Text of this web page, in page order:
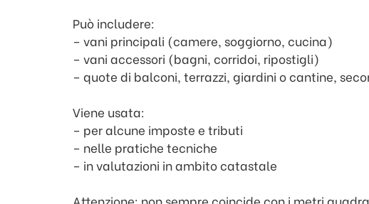
Può includere:
– vani principali (camere, soggiorno, cucina)
– vani accessori (bagni, corridoi, ripostigli)
– quote di balconi, terrazzi, giardini o cantine,
Viene usata:
– per alcune imposte e tributi
– nelle pratiche tecniche
– in valutazioni in ambito catastale